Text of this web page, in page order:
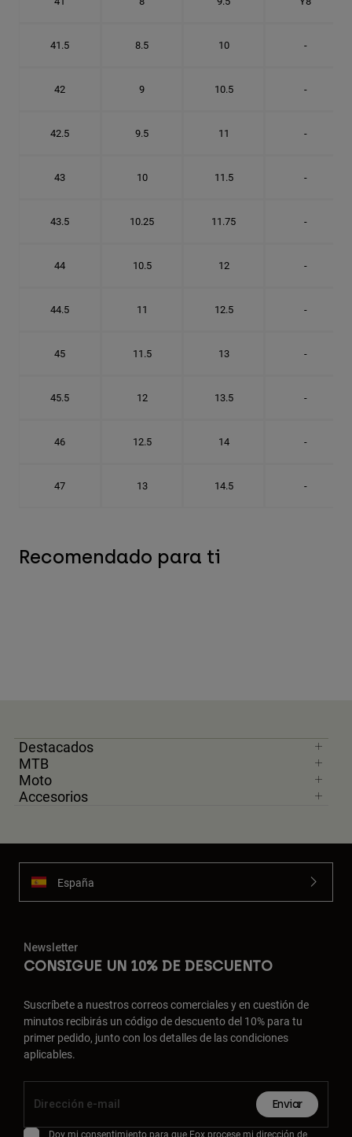
41.5 8.5 10 -
42 9 10.5 -
42.5 9.5 11 -
43 10 11.5 -
43.5 10.25 11.75 -
44 10.5 12 -
44.5 11 12.5 -
45 11.5 13 -
45.5 12 13.5 -
46 12.5 14 -
47 13 14.5 -
Recomendado para ti
Destacados
MTB
Moto
Accesorios
España
Newsletter
CONSIGUE UN 10% DE DESCUENTO
Suscríbete a nuestros correos comerciales y en cuestión de
minutos recibirás un código de descuento del 10% para tu
primer pedido, junto con los detalles de las condiciones
aplicables.
Enviar
Doy mi consentimiento para que Fox procese mi dirección de